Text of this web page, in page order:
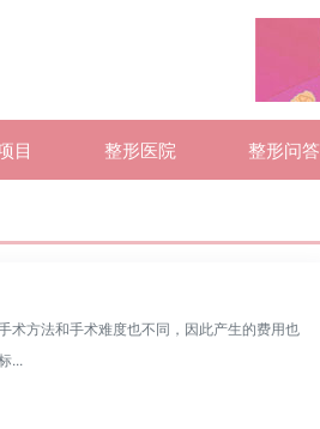
目 整形医院 整形问答
术方法和手术难度也不同，因此产生的费用也
...